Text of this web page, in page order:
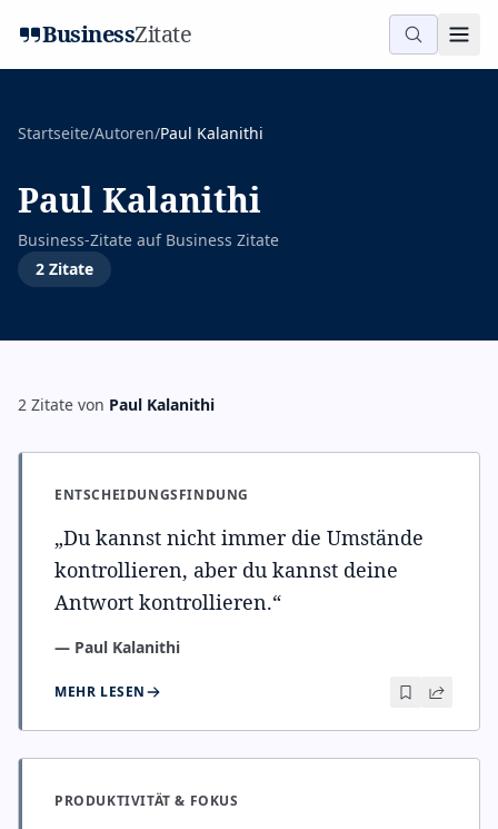
BusinessZitate
Startseite/Autoren/Paul Kalanithi
Paul Kalanithi
Business-Zitate auf Business Zitate
2 Zitate
2 Zitate von Paul Kalanithi
ENTSCHEIDUNGSFINDUNG
„Du kannst nicht immer die Umstände
kontrollieren, aber du kannst deine
Antwort kontrollieren.“
— Paul Kalanithi
MEHR LESEN
PRODUKTIVITÄT & FOKUS